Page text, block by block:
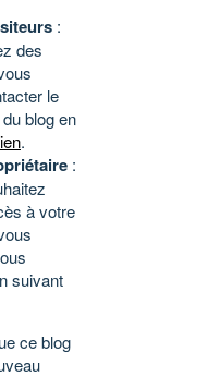
:
des
le
blog en
.
:
à votre
suivant
ce blog